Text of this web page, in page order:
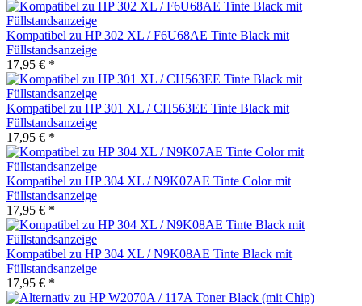
Kompatibel zu HP 302 XL / F6U68AE Tinte Black mit
Füllstandsanzeige
17,95 € *
Kompatibel zu HP 301 XL / CH563EE Tinte Black mit
Füllstandsanzeige
17,95 € *
Kompatibel zu HP 304 XL / N9K07AE Tinte Color mit
Füllstandsanzeige
17,95 € *
Kompatibel zu HP 304 XL / N9K08AE Tinte Black mit
Füllstandsanzeige
17,95 € *